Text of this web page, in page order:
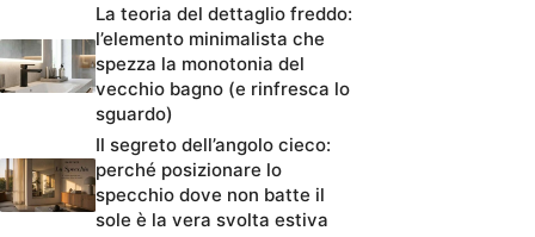
La teoria del dettaglio freddo:
l’elemento minimalista che
spezza la monotonia del
vecchio bagno (e rinfresca lo
sguardo)
Il segreto dell’angolo cieco:
perché posizionare lo
specchio dove non batte il
sole è la vera svolta estiva